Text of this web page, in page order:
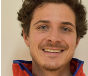
Procédure d'alarme